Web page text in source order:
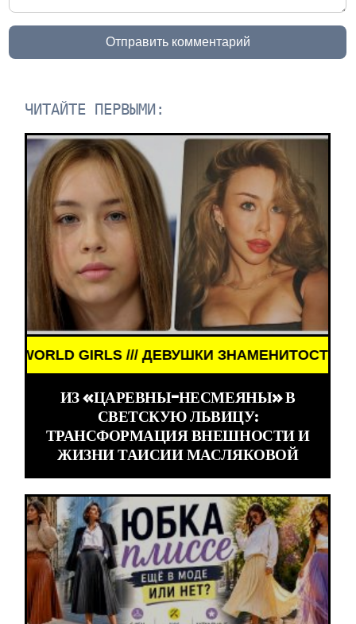
Отправить комментарий
ЧИТАЙТЕ ПЕРВЫМИ:
/// WORLD GIRLS /// ДЕВУШКИ
ИЗ «ЦАРЕВНЫ-НЕСМЕЯНЫ» В
СВЕТСКУЮ ЛЬВИЦУ:
ТРАНСФОРМАЦИЯ ВНЕШНОСТИ И
ЖИЗНИ ТАИСИИ МАСЛЯКОВОЙ